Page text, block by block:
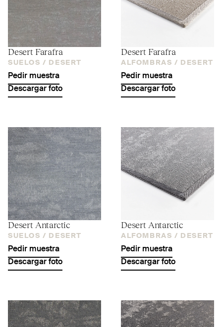
Desert Farafra
SUELOS / DESERT
Pedir muestra
Descargar foto
Desert Farafra
ALFOMBRAS / DESERT
Pedir muestra
Descargar foto
Desert Antarctic
SUELOS / DESERT
Pedir muestra
Descargar foto
Desert Antarctic
ALFOMBRAS / DESERT
Pedir muestra
Descargar foto